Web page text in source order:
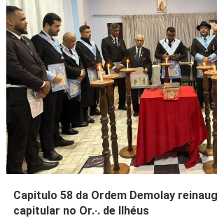
Capitulo 58 da Ordem Demolay
capitular no Or.·. de Ilhéus